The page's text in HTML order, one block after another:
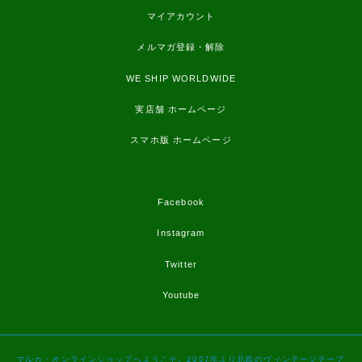
マイアカウント
メルマガ登録・解除
WE SHIP WORLDWIDE
実店舗 ホームページ
スマホ版 ホームページ
Facebook
Instagram
Twitter
Youtube
マルカ・オンラインショップへようこそ。2007年より北欧のヴィンテージテーブ